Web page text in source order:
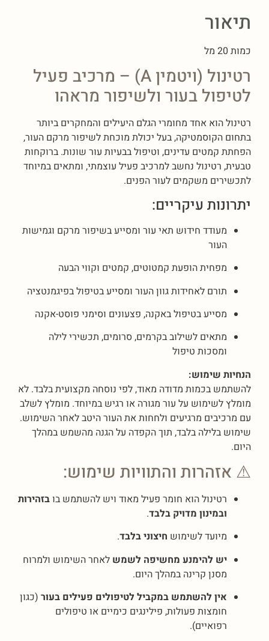
תיאור
כמות 20 מל
רטינול (ויטמין A) – מרכיב פעיל
לטיפול בעור ולשיפור מראהו
רטינול הוא אחד מחומרי הגלם היעילים והמחקרים ביותר
בתחום הקוסמטיקה, בעל יכולת מוכחת לשיפור מרקם העור,
הפחתת קמטים עדינים, וטיפול בבעיות עור שונות. ברוקחות
טבעית, רטינול נחשב למרכיב פעיל עוצמתי, ומתאים במיוחד
לתכשירים משקמים לעור הפנים.
יתרונות עיקריים:
מעודד חידוש תאי עור ומסייע בשיפור מרקם וגמישות
העור
מפחית הופעת קמטוטים, קמטים וקווי הבעה
תורם לאחידות גוון העור ומסייע בטיפול בפיגמנטציה
מסייע בטיפול באקנה, פצעונים וסימני פוסט-אקנה
מתאים לשילוב בקרמים, סרומים, תכשירי לילה
ומסכות טיפול
הנחיות שימוש:
להשתמש בכמות מדודה מאוד, לפי נוסחה מקצועית בלבד. לא
מומלץ לשימוש על עור מגורה או רגיש במיוחד. מומלץ לשלב
עם מרכיבים מרגיעים ולחחות את העור היטב לאחר השימוש.
שימוש בלילה בלבד, תוך הקפדה על הגנה מהשמש במהלך
היום.
⚠ אזהרות והתוויות שימוש:
רטינול הוא חומר פעיל מאוד ויש להשתמש בובזהירות
ובמינון מדויק בלבד.
מיועד לשימוש חיצוני בלבד.
יש להימנע מחשיפה לשמש לאחר השימוש ולמרוח
מסנן קרינה במהלך היום.
אין להשתמש במקביל לטיפולים פעילים בעור (כגון
חומצות פעולות, פילינגים כימיים או טיפולים
רפואיים).